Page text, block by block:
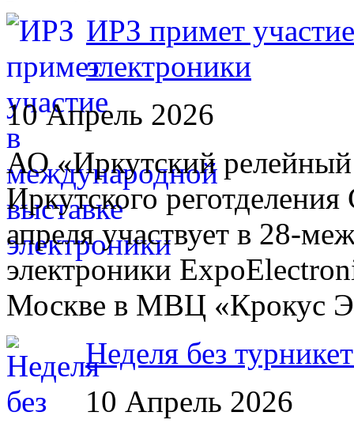
ИРЗ примет
электроники
10 Апрель 2026
АО «Иркутский релейный
Иркутского
апреля участвует в 28-
электроники
Москве в МВЦ «Крокус
Неделя без
10 Апрель 2026